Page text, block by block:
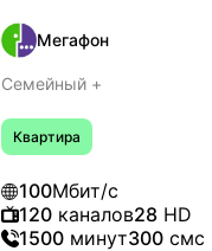
Мегафон
Семейный +
Квартира
100Мбит/с
120 каналов28 HD
1500 минут300 смс